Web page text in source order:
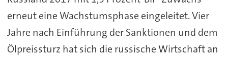
erneut eine Wachstumsphase eingeleitet. Vier
Jahre nach Einführung der Sanktionen und dem
Ölpreissturz hat sich die russische Wirtschaft an